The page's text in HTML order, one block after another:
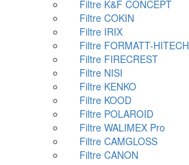
Filtre K&F CONCEPT
Filtre COKIN
Filtre IRIX
Filtre FORMATT-HITECH
Filtre FIRECREST
Filtre NISI
Filtre KENKO
Filtre KOOD
Filtre POLAROID
Filtre WALIMEX Pro
Filtre CAMGLOSS
Filtre CANON